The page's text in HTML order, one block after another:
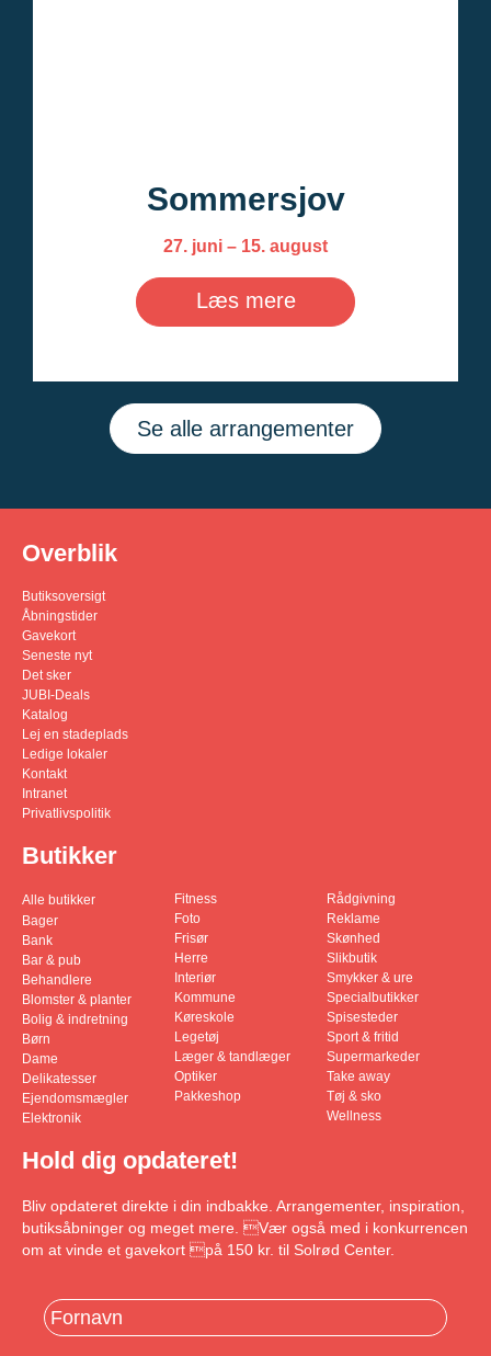
Sommersjov
27. juni – 15. august
Læs mere
Se alle arrangementer
Overblik
Butiksoversigt
Åbningstider
Gavekort
Seneste nyt
Det sker
JUBI-Deals
Katalog
Lej en stadeplads
Ledige lokaler
Kontakt
Intranet
Privatlivspolitik
Butikker
Alle butikker
Bager
Bank
Bar & pub
Behandlere
Blomster & planter
Bolig & indretning
Børn
Dame
Delikatesser
Ejendomsmægler
Elektronik
Fitness
Foto
Frisør
Herre
Interiør
Kommune
Køreskole
Legetøj
Læger & tandlæger
Optiker
Pakkeshop
Rådgivning
Reklame
Skønhed
Slikbutik
Smykker & ure
Specialbutikker
Spisesteder
Sport & fritid
Supermarkeder
Take away
Tøj & sko
Wellness
Hold dig opdateret!
Bliv opdateret direkte i din indbakke. Arrangementer, inspiration,
butiksåbninger og meget mere. Vær også med i konkurrencen
om at vinde et gavekort på 150 kr. til Solrød Center.